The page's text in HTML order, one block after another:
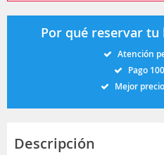
Por qué reservar
Atención
Pago
Mejor
Descripción